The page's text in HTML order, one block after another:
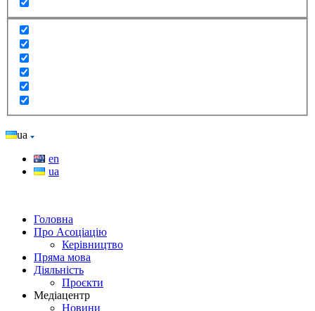
ua
en
ua
Головна
Про Асоціацію
Керівництво
Пряма мова
Діяльність
Проєкти
Медіацентр
Новини